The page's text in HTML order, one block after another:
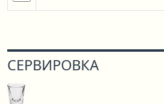
СЕРВИРОВКА